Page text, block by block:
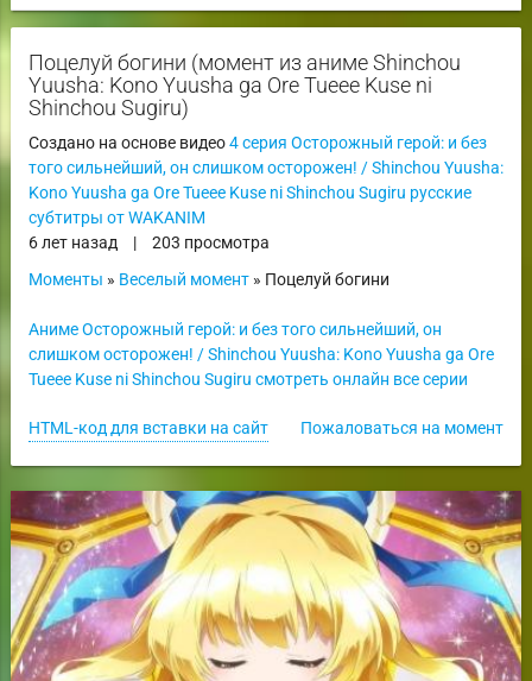
Поцелуй богини (момент из аниме Shinchou
Yuusha: Kono Yuusha ga Ore Tueee Kuse ni
Shinchou Sugiru)
Создано на основе видео4 серия Осторожный герой: и без
того сильнейший, он слишком осторожен! / Shinchou Yuusha:
Kono Yuusha ga Ore Tueee Kuse ni Shinchou Sugiru русские
субтитры от WAKANIM
6 лет назад
|
203 просмотра
Моменты » Веселый момент» Поцелуй богини
Аниме Осторожный герой: и без того сильнейший, он
слишком осторожен! / Shinchou Yuusha: Kono Yuusha ga Ore
Tueee Kuse ni Shinchou Sugiru смотреть онлайн все серии
Пожаловаться на момент
HTML-код для вставки на сайт